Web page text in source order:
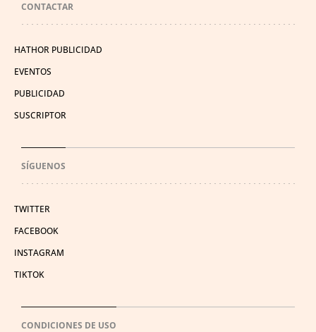
CONTACTAR
HATHOR PUBLICIDAD
EVENTOS
PUBLICIDAD
SUSCRIPTOR
SÍGUENOS
TWITTER
FACEBOOK
INSTAGRAM
TIKTOK
CONDICIONES DE USO